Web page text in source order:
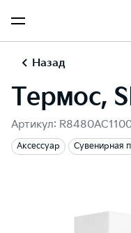
Назад
Термос,
Артикул:
Аксессуар Сувенирная